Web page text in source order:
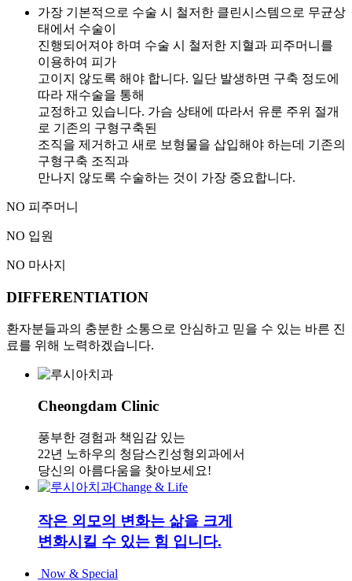
가장 기본적으로 수술 시 철저한 클린시스템으로 무균상
태에서 수술이
진행되어져야 하며 수술 시 철저한 지혈과 피주머니를
이용하여 피가
고이지 않도록 해야 합니다. 일단 발생하면 구축 정도에
따라 재수술을 통해
교정하고 있습니다. 가슴 상태에 따라서 유룬 주위 절개
로 기존의 구형구축된
조직을 제거하고 새로 보형물을 삽입해야 하는데 기존의
구형구축 조직과
만나지 않도록 수술하는 것이 가장 중요합니다.
NO 피주머니
NO 입원
NO 마사지
DIFFERENTIATION
환자분들과의 충분한 소통으로 안심하고 믿을 수 있는 바른 진
료를 위해 노력하겠습니다.
Cheongdam Clinic
풍부한 경험과 책임감 있는
22년 노하우의 청담스킨성형외과에서
당신의 아름다움을 찾아보세요!
Change & Life
작은 외모의 변화는 삶을 크게
변화시킬 수 있는 힘 입니다.
Now & Special